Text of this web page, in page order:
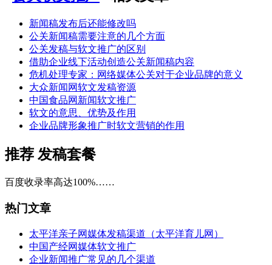
新闻稿发布后还能修改吗
公关新闻稿需要注意的几个方面
公关发稿与软文推广的区别
借助企业线下活动创造公关新闻稿内容
危机处理专家：网络媒体公关对于企业品牌的意义
大众新闻网软文发稿资源
中国食品网新闻软文推广
软文的意思、优势及作用
企业品牌形象推广时软文营销的作用
推荐 发稿套餐
百度收录率高达100%……
热门文章
太平洋亲子网媒体发稿渠道（太平洋育儿网）
中国产经网媒体软文推广
企业新闻推广常见的几个渠道